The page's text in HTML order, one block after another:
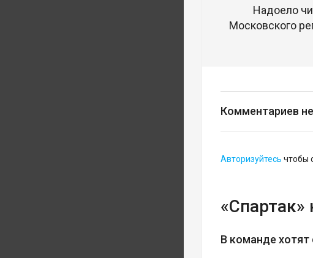
Надоело
Московского
Комментариев
Авторизуйтесь чтобы
«Спартак»
В команде